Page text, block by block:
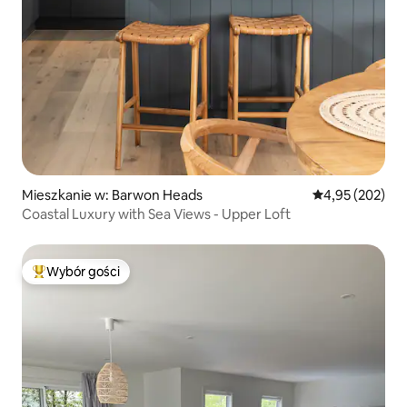
Mieszkanie w: Barwon Heads Średnia
4,95 (202)
Coastal Luxury with Sea Views - Upper Loft
Najpopularniejsze z kategorii Wybór gości
Wybór gości